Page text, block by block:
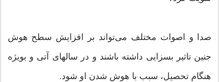
صدا و اصوات مختلف می‌تواند بر افزایش سطح هوش
جنین تاثیر بسزایی داشته باشند و در سالهای آتی و بویژه
هنگام تحصیل، سبب با هوش شدن او شود.